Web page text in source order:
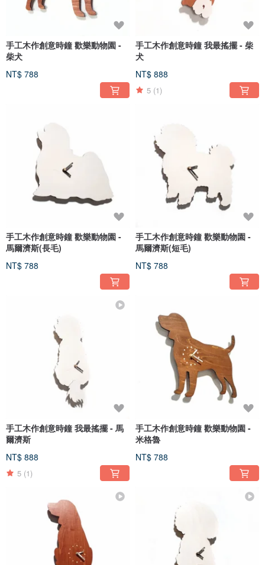
手工木作創意時鐘 歡樂動物園 -
柴犬
NT$ 788
手工木作創意時鐘 我最搖擺 - 柴
犬
NT$ 888
5 (1)
手工木作創意時鐘 歡樂動物園 -
馬爾濟斯(長毛)
NT$ 788
手工木作創意時鐘 歡樂動物園 -
馬爾濟斯(短毛)
NT$ 788
手工木作創意時鐘 我最搖擺 - 馬
爾濟斯
NT$ 888
5 (1)
手工木作創意時鐘 歡樂動物園 -
米格魯
NT$ 788